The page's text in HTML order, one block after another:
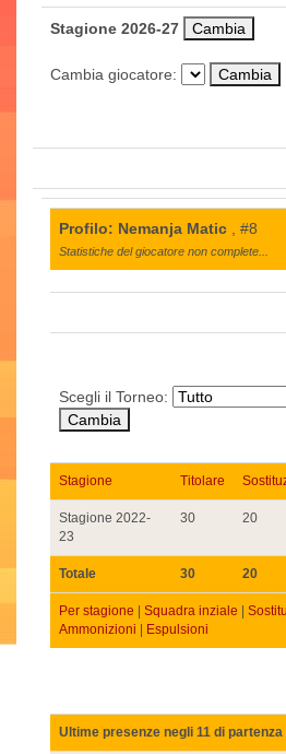
Stagione 2026-27
Cambia giocatore:
Profilo: Nemanja Matic , #8
Statistiche del giocatore non complete...
Scegli il Torneo:
Stagione Titolare
Stagione 2022-
23
30 20
Totale 30 20
Per stagione Squadra inziale
Ammonizioni
Espulsioni
Ultime presenze negli 11 di partenza